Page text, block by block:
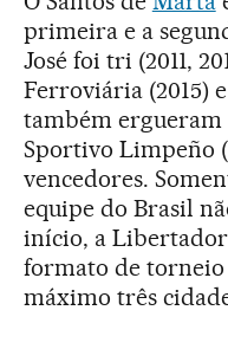
primeira e a
José foi tri (2011,
Ferroviária (2015)
também ergueram
Sportivo Limpeño
vencedores.
equipe do Brasil
início, a
formato de
máximo três